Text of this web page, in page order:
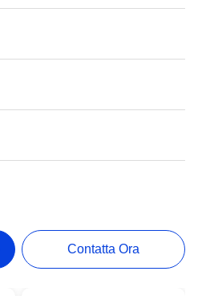
Contatta Ora